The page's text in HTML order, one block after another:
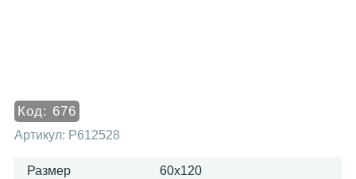
Код: 676
Артикул: P612528
Размер 60x120